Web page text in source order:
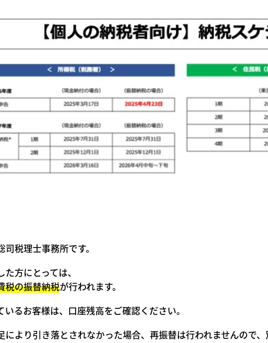
税理士事務所です。
方にとっては、
税の振替納税が行われます。
るお客様は、口座残高をご確認ください。
より引き落とされなかった場合、再振替は行われませんので、